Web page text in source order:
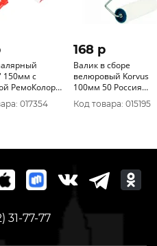
150мм с
017354
168 p
Валик в сборе
велюровый Korvus
100мм 50 Россия
0306170
Код товара: 015195
31-77-77